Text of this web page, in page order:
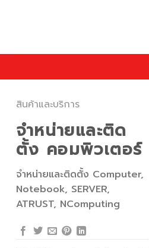
สินค้าและบริการ
จำหน่ายและติด
ตั้ง คอมพิวเตอร์
จำหน่ายและติดตั้ง Computer,
Notebook, SERVER,
ATRUST, NComputing